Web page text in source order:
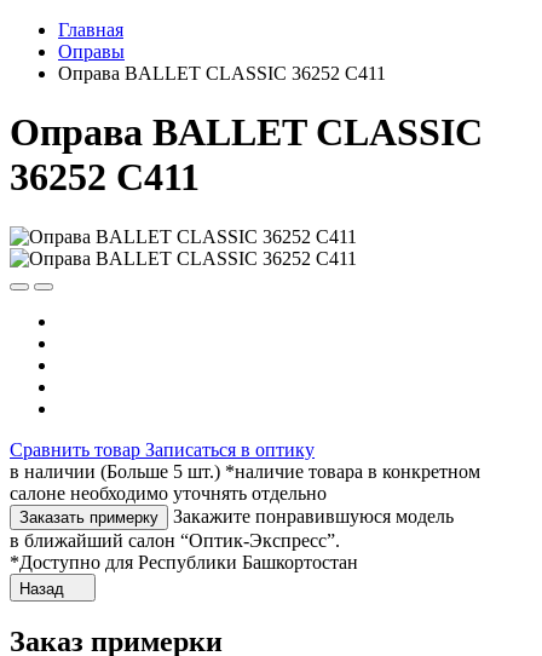
Главная
Оправы
Оправа BALLET CLASSIC 36252 С411
Оправа BALLET CLASSIC
36252 С411
Сравнить товар Записаться в оптику
в наличии (Больше 5 шт.) *наличие товара в конкретном
салоне необходимо уточнять отдельно
Заказать примерку
Закажите понравившуюся модель
в ближайший салон “Оптик-Экспресс”.
*Доступно для Республики Башкортостан
Назад
Заказ примерки